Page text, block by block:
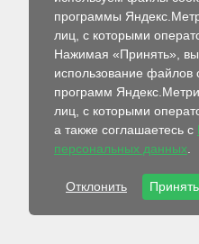
программы
лиц, с которыми
Нажимая «Принять»,
использование файлов
программ
лиц, с которыми
а также соглашаетесь с
персональных данных
Отклонить Принять